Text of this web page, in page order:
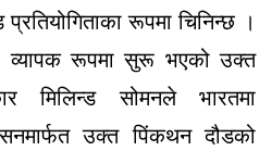
रूपमा चिनिन्छ ।
रूपमा सुरू भएको उक्त
मिलिन्ड सोमनले भारतमा
उक्त पिंकथन दौडको